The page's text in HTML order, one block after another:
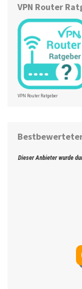
VPN Router
VPN Router Ratgeber
Bestbewerteter
Dieser Anbieter wurde